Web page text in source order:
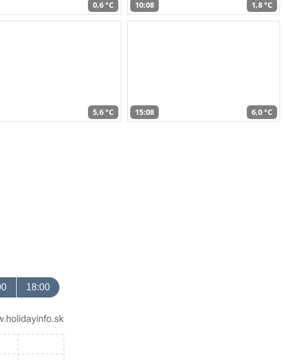
0,6 °C 10:08 1,8 °C
5,6 °C 15:08 6,0 °C
18:00